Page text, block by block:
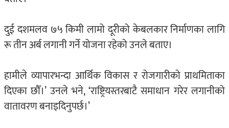
दुई दशमलव ७५ किमी लामो दूरीको केबलकार निर्माणका लागि
रू तीन अर्ब लगानी गर्ने योजना रहेको उनले बताए।
हामीले व्यापारभन्दा आर्थिक विकास र रोजगारीको प्राथमिताका
दिएका छौँ।’ उनले भने, ‘राष्ट्रियस्तरबाटै समाधान गरेर लगानीको
वातावरण बनाइदिनुपर्छ।’